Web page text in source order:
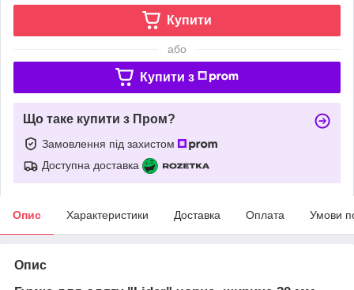
Купити
або
Купити з
Що таке купити з Пром?
Замовлення під захистом
Доступна доставка
Опис Характеристики Доставка Оплата Умови
Опис